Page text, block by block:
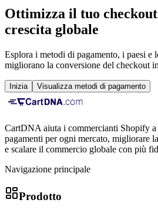
Ottimizza il tuo
crescita globale
Esplora i metodi di pagamento, i paesi e
migliorano la conversione del checkout
Inizia Visualizza metodi di pagamento
CartDNA aiuta i commercianti Shopify
pagamenti per ogni mercato, migliorare
e scalare il commercio globale con più
Navigazione principale
Prodotto